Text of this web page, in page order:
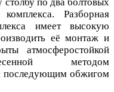
Разборная
имеет высокую
её монтаж и
атмосферостойкой
методом
последующим обжигом